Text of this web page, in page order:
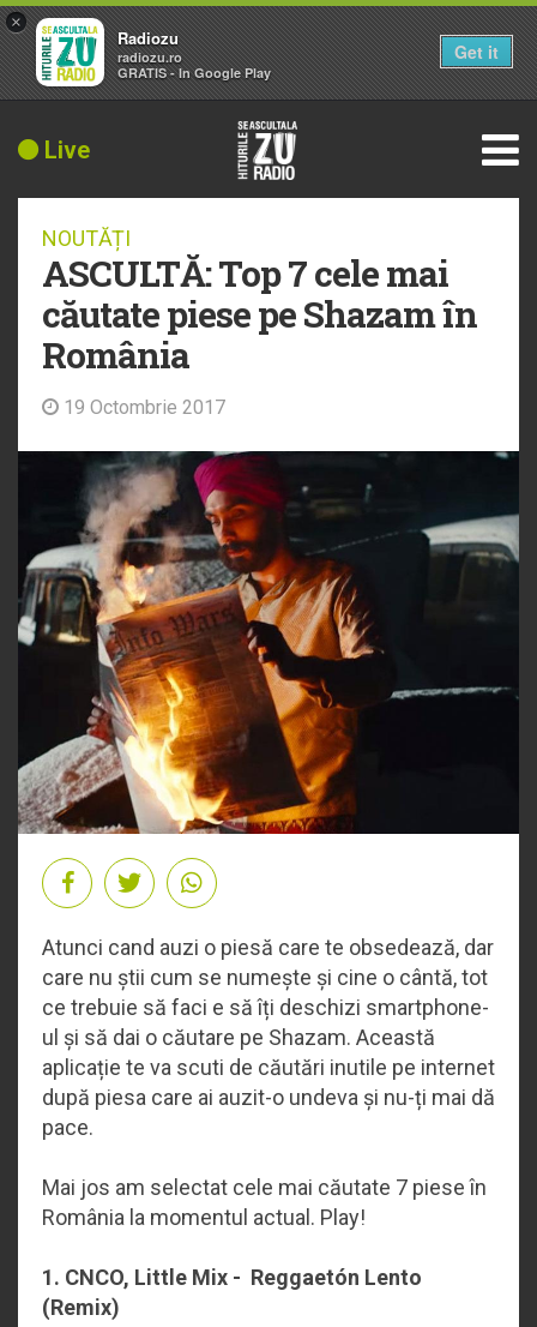
Live
NOUTĂȚI
ASCULTĂ: Top 7 cele mai
căutate piese pe Shazam în
România
19 Octombrie 2017
Atunci cand auzi o piesă care te obsedează, dar
care nu știi cum se numește și cine o cântă, tot
ce trebuie să faci e să îți deschizi smartphone-
ul și să dai o căutare pe Shazam. Această
aplicație te va scuti de căutări inutile pe internet
după piesa care ai auzit-o undeva și nu-ți mai dă
pace.
Mai jos am selectat cele mai căutate 7 piese în
România la momentul actual. Play!
1. CNCO, Little Mix - Reggaetón Lento
(Remix)
×
Radiozu
radiozu.ro
GRATIS - In Google Play
Get it